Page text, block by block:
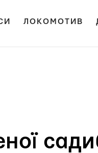
ЛОКОМОТИВ